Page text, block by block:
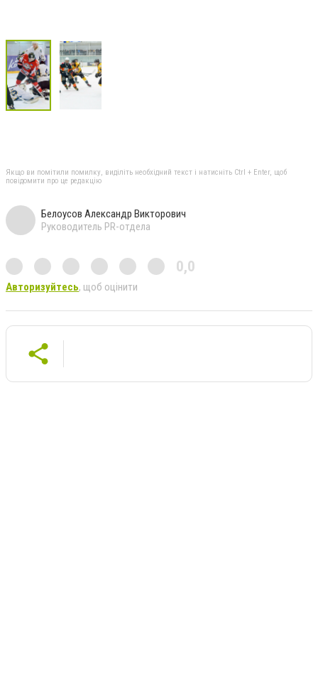
Якщо ви помітили помилку, виділіть необхідний текст і натисніть Ctrl + Enter, щоб
повідомити про це редакцію
Белоусов Александр Викторович
Руководитель PR-отдела
0,0
Авторизуйтесь, щоб оцінити